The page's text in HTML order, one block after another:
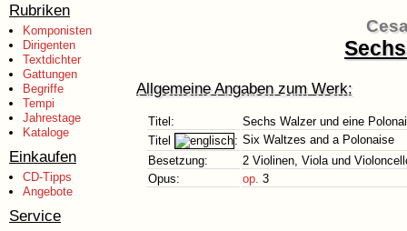
Rubriken
Komponisten
Dirigenten
Textdichter
Gattungen
Begriffe
Tempi
Jahrestage
Kataloge
Einkaufen
CD-Tipps
Angebote
Service
Allgemeine Angaben zum Werk:
Titel:
Sechs Walzer und eine
Titel
: Six Waltzes and a Polonaise
Besetzung:
2 Violinen, Viola und
Opus:
op. 3